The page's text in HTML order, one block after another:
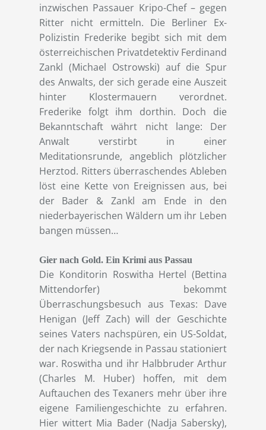
inzwischen Passauer Kripo-Chef – gegen
Ritter nicht ermitteln. Die Berliner Ex-
Polizistin Frederike begibt sich mit dem
österreichischen Privatdetektiv Ferdinand
Zankl (Michael Ostrowski) auf die Spur
des Anwalts, der sich gerade eine Auszeit
hinter Klostermauern verordnet.
Frederike folgt ihm dorthin. Doch die
Bekanntschaft währt nicht lange: Der
Anwalt verstirbt in einer
Meditationsrunde, angeblich plötzlicher
Herztod. Ritters überraschendes Ableben
löst eine Kette von Ereignissen aus, bei
der Bader & Zankl am Ende in den
niederbayerischen Wäldern um ihr Leben
bangen müssen…
Gier nach Gold. Ein Krimi aus Passau
Die Konditorin Roswitha Hertel (Bettina
Mittendorfer) bekommt
Überraschungsbesuch aus Texas: Dave
Henigan (Jeff Zach) will der Geschichte
seines Vaters nachspüren, ein US-Soldat,
der nach Kriegsende in Passau stationiert
war. Roswitha und ihr Halbbruder Arthur
(Charles M. Huber) hoffen, mit dem
Auftauchen des Texaners mehr über ihre
eigene Familiengeschichte zu erfahren.
Hier wittert Mia Bader (Nadja Sabersky),